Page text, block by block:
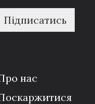
Підписатись
нас